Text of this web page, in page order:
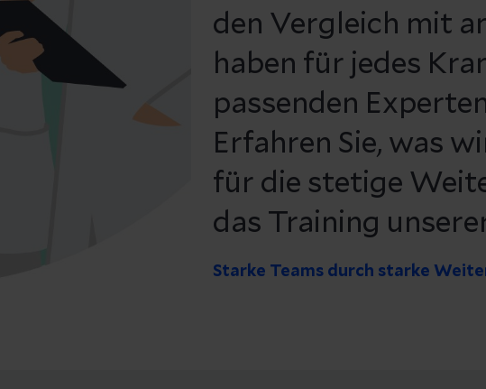
den Vergleich mit
haben für jedes
passenden
Erfahren Sie, was
für die stetige
das Training
Starke Teams durch starke